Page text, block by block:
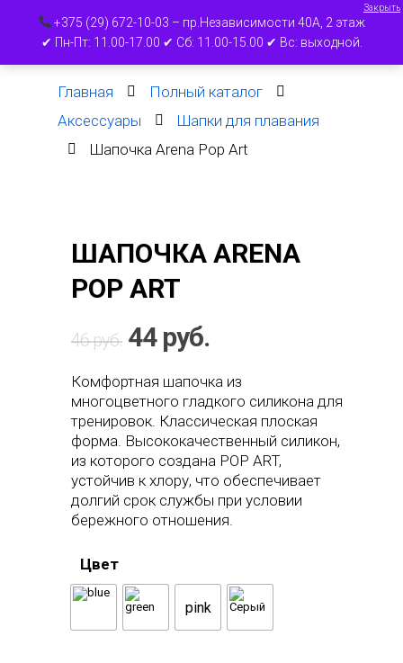
выхода
Главная
Полный каталог
Аксессуары
Шапки для плавания
Шапочка Arena Pop Art
ШАПОЧКА ARENA
POP ART
46руб. 44 руб.
Комфортная шапочка из
многоцветного гладкого силикона для
тренировок. Классическая плоская
форма. Высококачественный силикон,
из которого создана POP ART,
устойчив к хлору, что обеспечивает
долгий срок службы при условии
бережного отношения.
Цвет
pink
+375 (29) 672-10-03 – пр.Независимости 40А, 2 этаж
✔ Пн-Пт: 11.00-17.00 ✔ Сб: 11.00-15.00 ✔ Вс: выходной.
Закрыть